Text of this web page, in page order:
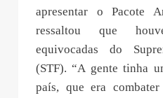
apresentar o Pacote
ressaltou que
equivocadas do
(STF). “A gente tinha
país, que era